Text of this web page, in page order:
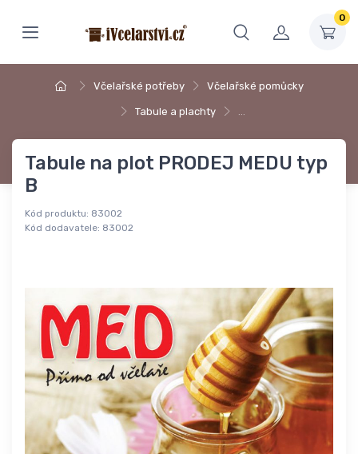
0
Včelařské potřeby Včelařské pomůcky
Tabule a plachty …
Tabule na plot PRODEJ MEDU typ
B
Kód produktu: 83002
Kód dodavatele: 83002